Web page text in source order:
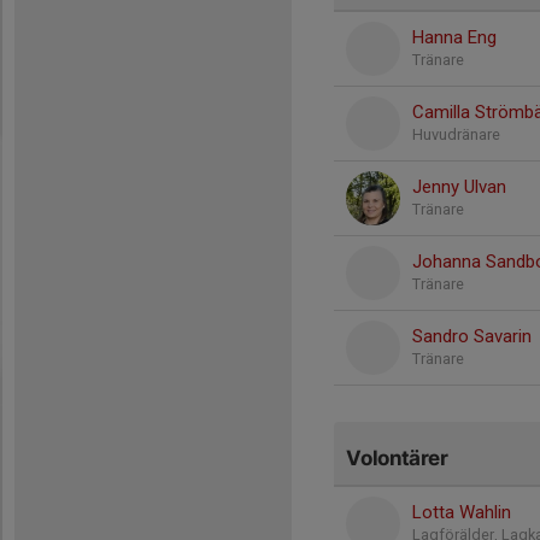
Hanna Eng
Tränare
Camilla
Huvudränare
Jenny Ulvan
Tränare
Johanna
Tränare
Sandro Savarin
Tränare
Volontärer
Lotta Wahlin
Lagförälder,